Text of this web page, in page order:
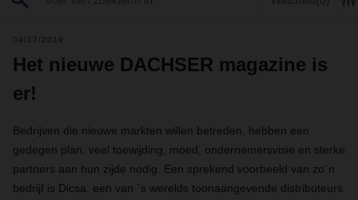
04/17/2019
Het nieuwe DACHSER magazine is
er!
Bedrijven die nieuwe markten willen betreden, hebben een
gedegen plan, veel toewijding, moed, ondernemersvisie en sterke
partners aan hun zijde nodig. Een sprekend voorbeeld van zo´n
bedrijf is Dicsa, een van ´s werelds toonaangevende distributeurs